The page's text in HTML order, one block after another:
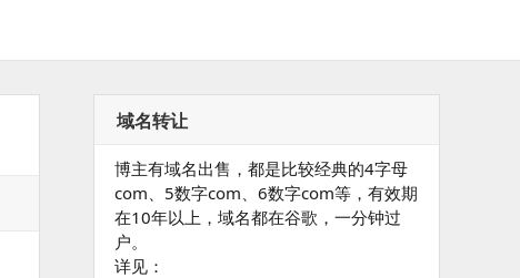
域名转让
博主有域名出售，都是比较经典的4字母
com、5数字com、6数字com等，有效期
在10年以上，域名都在谷歌，一分钟过
户。
详见：